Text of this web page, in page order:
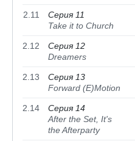
2.11
Серия 11
Take it to Church
2.12
Серия 12
Dreamers
2.13
Серия 13
Forward (E)Motion
2.14
Серия 14
After the Set, It's
the Afterparty